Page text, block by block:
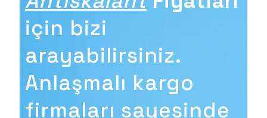
için bizi
arayabilirsiniz.
Anlaşmalı kargo
firmaları sayesinde